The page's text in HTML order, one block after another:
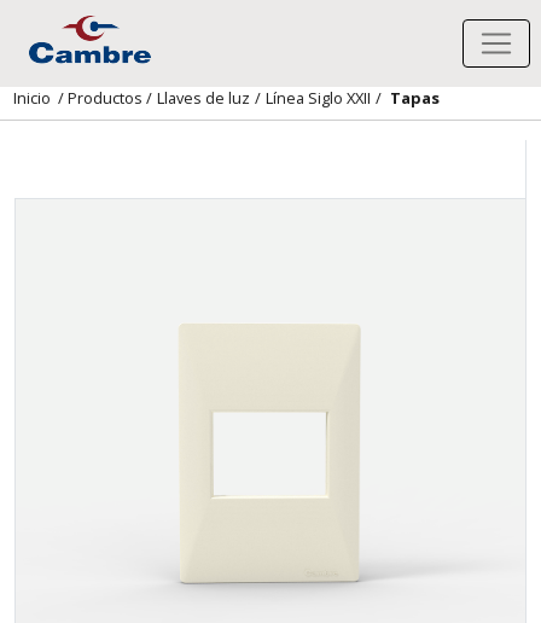
Inicio /Productos / Llaves de luz / Línea Siglo XXII / Tapas